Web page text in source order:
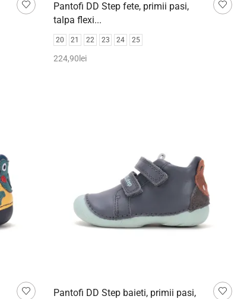
Pantofi DD Step fete, primii pasi,
talpa flexi...
20 21 22 23 24 25
224,90 lei
Pantofi DD Step baieti, primii pasi,